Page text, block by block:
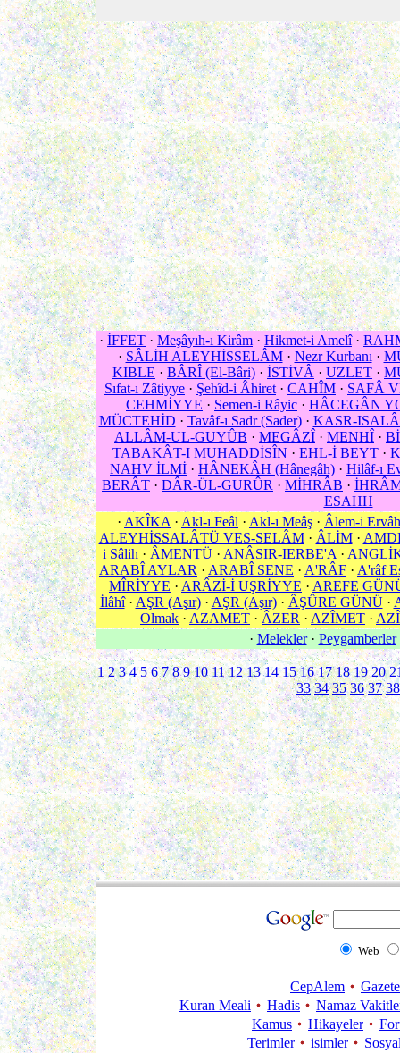
· İFFET · Meşâyıh-ı Kirâm · Hikmet-i Amelî·
· SÂLİH ALEYHİSSELÂM· Nezr Kurbanı ·
KIBLE · BÂRÎ (El-Bâri) · İSTİVÂ · UZLET ·
Sıfat-ı Zâtiyye · Şehîd-i Âhiret · CAHÎM · SAFÂ
CEHMİYYE · Semen-i Râyic · HÂCEGÂN
MÜCTEHİD · Tavâf-ı Sadr (Sader)· KASR-
ALLÂM-UL-GUYÛB · MEGÂZÎ · MENHÎ ·
TABAKÂT-I MUHADDİSÎN · EHL-İ BEYT·
NAHV İLMİ · HÂNEKÂH (Hânegâh) · Hilâf-ı
BERÂT · DÂR-ÜL-GURÛR · MİHRÂB ·
ESAHH
· AKÎKA · Akl-ı Feâl · Akl-ı Meâş · Âlem-i Ervâh
ALEYHİSSALÂTÜ VES-SELÂM· ÂLİM·
i Sâlih · ÂMENTÜ · ANÂSIR-IERBE'A ·
ARABÎ AYLAR · ARABÎ SENE · A'RÂF · A'râf
MÎRİYYE · ARÂZİ-İ UŞRİYYE · AREFE
İlâhî· AŞR (Aşır)· AŞR (Aşır)· ÂŞÛRE GÜNÜ·
Olmak · AZAMET · ÂZER · AZÎMET ·
· Melekler· Peygamberler
1 2 3 4 5 6 7 8 9 10 11 12 13 14 15 16 17 18 19 20
33 34 35 36 37 38
Web
CepAlem
Kuran Meali
Hadis
Namaz
Kamus
Hikayeler
Terimler
isimler